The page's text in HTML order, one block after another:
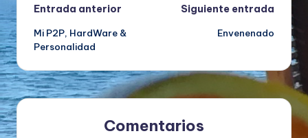
Navegación
de
entradas
Entrada anterior
Mi P2P, HardWare &
Personalidad
Siguiente entrada
Envenenado
Comentarios